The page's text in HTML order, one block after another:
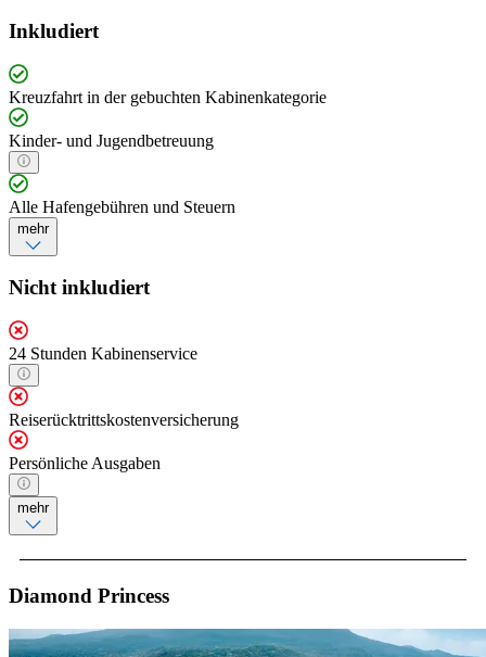
Inkludiert
Kreuzfahrt in der gebuchten Kabinenkategorie
Kinder- und Jugendbetreuung
Alle Hafengebühren und Steuern
mehr
Nicht inkludiert
24 Stunden Kabinenservice
Reiserücktrittskostenversicherung
Persönliche Ausgaben
mehr
Diamond Princess